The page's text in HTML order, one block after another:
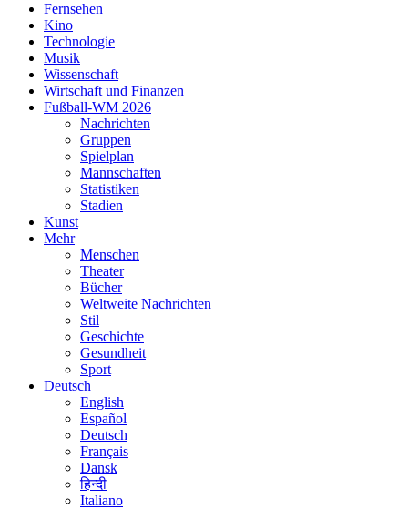
Fernsehen
Kino
Technologie
Musik
Wissenschaft
Wirtschaft und Finanzen
Fußball-WM 2026
Nachrichten
Gruppen
Spielplan
Mannschaften
Statistiken
Stadien
Kunst
Mehr
Menschen
Theater
Bücher
Weltweite Nachrichten
Stil
Geschichte
Gesundheit
Sport
Deutsch
English
Español
Deutsch
Français
Dansk
हिन्दी
Italiano